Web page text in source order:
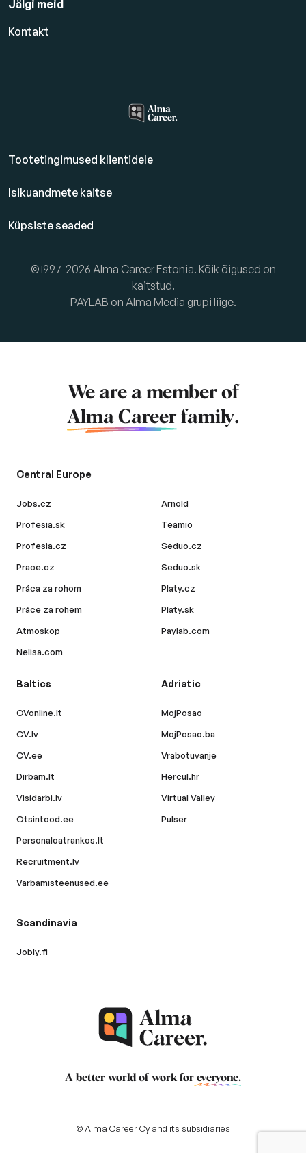
Jälgi meid
Kontakt
Tootetingimused klientidele
Isikuandmete kaitse
Küpsiste seaded
©1997-2026 Alma Career Estonia. Kõik õigused on
kaitstud.
PAYLAB on Alma Media grupi liige.
We are a member of
Alma Career family.
Central Europe
Jobs.cz
Profesia.sk
Profesia.cz
Prace.cz
Práca za rohom
Práce za rohem
Atmoskop
Nelisa.com
Arnold
Teamio
Seduo.cz
Seduo.sk
Platy.cz
Platy.sk
Paylab.com
Baltics
CVonline.lt
CV.lv
CV.ee
Dirbam.lt
Visidarbi.lv
Otsintood.ee
Personaloatrankos.lt
Recruitment.lv
Varbamisteenused.ee
Adriatic
MojPosao
MojPosao.ba
Vrabotuvanje
Hercul.hr
Virtual Valley
Pulser
Scandinavia
Jobly.fi
A better world of work for everyone.
© Alma Career Oy and its subsidiaries